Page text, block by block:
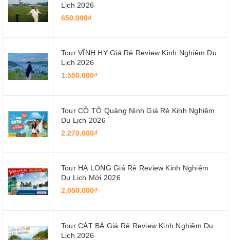
Lịch 2026
650.000₫
Tour VĨNH HY Giá Rẻ Review Kinh Nghiệm Du
Lịch 2026
1.550.000₫
Tour CÔ TÔ Quảng Ninh Giá Rẻ Kinh Nghiệm
Du Lịch 2026
2.270.000₫
Tour HẠ LONG Giá Rẻ Review Kinh Nghiệm
Du Lịch Mới 2026
2.050.000₫
Tour CÁT BÀ Giá Rẻ Review Kinh Nghiệm Du
Lịch 2026